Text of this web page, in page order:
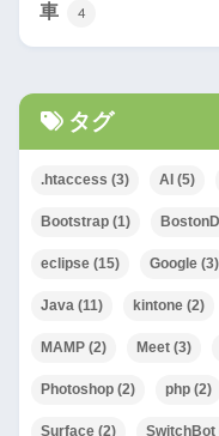
車 4
タグ
.htaccess (3) AI (5)
Bootstrap (1)
eclipse (15) Google (3)
Java (11) kintone (2)
MAMP (2) Meet (3)
Photoshop (2) php (2)
Surface (2) SwitchBot